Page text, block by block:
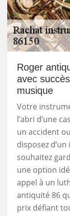
Roger
avec
musique
Votre
l’abri d’une
un accident
disposez
souhaitez
une option
appel à un
antiquité 86
prix défiant